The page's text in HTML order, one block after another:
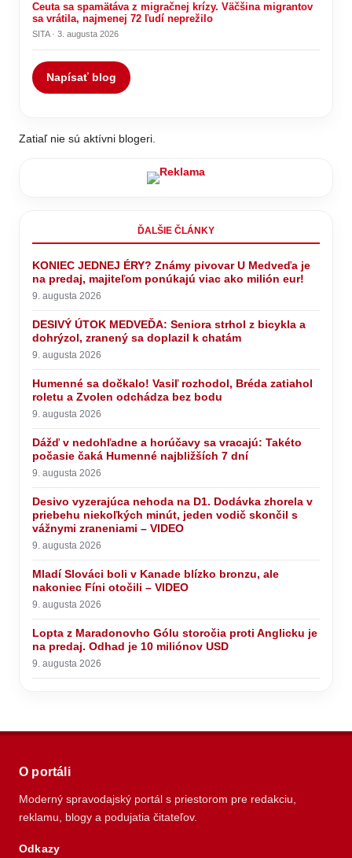
Ceuta sa spamätáva z migračnej krízy. Väčšina migrantov
sa vrátila, najmenej 72 ľudí neprežilo
SITA · 3. augusta 2026
Napísať blog
Zatiaľ nie sú aktívni blogeri.
ĎALŠIE ČLÁNKY
KONIEC JEDNEJ ÉRY? Známy pivovar U Medveďa je
na predaj, majiteľom ponúkajú viac ako milión eur!
9. augusta 2026
DESIVÝ ÚTOK MEDVEĎA: Seniora strhol z bicykla a
dohrýzol, zranený sa doplazil k chatám
9. augusta 2026
Humenné sa dočkalo! Vasiľ rozhodol, Bréda zatiahol
roletu a Zvolen odchádza bez bodu
9. augusta 2026
Dážď v nedohľadne a horúčavy sa vracajú: Takéto
počasie čaká Humenné najbližších 7 dní
9. augusta 2026
Desivo vyzerajúca nehoda na D1. Dodávka zhorela v
priebehu niekoľkých minút, jeden vodič skončil s
vážnymi zraneniami – VIDEO
9. augusta 2026
Mladí Slováci boli v Kanade blízko bronzu, ale
nakoniec Fíni otočili – VIDEO
9. augusta 2026
Lopta z Maradonovho Gólu storočia proti Anglicku je
na predaj. Odhad je 10 miliónov USD
9. augusta 2026
O portáli
Moderný spravodajský portál s priestorom pre redakciu,
reklamu, blogy a podujatia čitateľov.
Odkazy